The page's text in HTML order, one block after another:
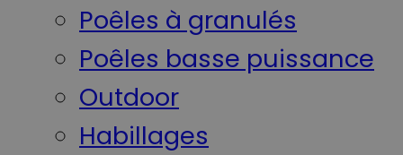
Poêles à granulés
Poêles basse puissance
Outdoor
Habillages